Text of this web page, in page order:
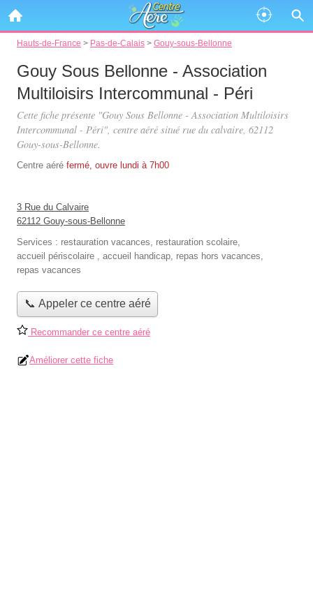
Hauts-de-France > Pas-de-Calais > Gouy-sous-Bellonne
Gouy Sous Bellonne - Association
Multiloisirs Intercommunal - Péri
Cette fiche présente "Gouy Sous Bellonne - Association Multiloisirs
Intercommunal - Péri", centre aéré situé rue du calvaire, 62112
Gouy-sous-Bellonne.
Centre aéré fermé, ouvre lundi à 7h00
3 Rue du Calvaire
62112 Gouy-sous-Bellonne
Services : restauration vacances, restauration scolaire,
accueil périscolaire , accueil handicap, repas hors vacances,
repas vacances
📞 Appeler ce centre aéré
Recommander ce centre aéré
Améliorer cette fiche